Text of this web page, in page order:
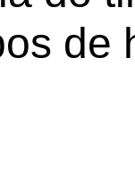
de